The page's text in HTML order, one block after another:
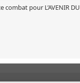
pour L’AVENIR DU